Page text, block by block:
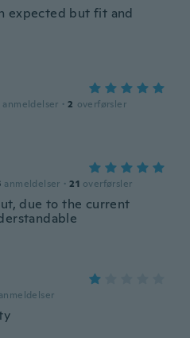
expected but fit and
anmeldelser · 2 overførsler
anmeldelser · 21 overførsler
due to the current
anmeldelser